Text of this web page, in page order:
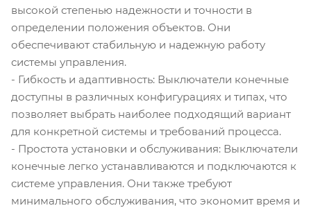
высокой степенью надежности и точности в
определении положения объектов. Они
обеспечивают стабильную и надежную работу
системы управления.
- Гибкость и адаптивность: Выключатели конечные
доступны в различных конфигурациях и типах, что
позволяет выбрать наиболее подходящий вариант
для конкретной системы и требований процесса.
- Простота установки и обслуживания: Выключатели
конечные легко устанавливаются и подключаются к
системе управления. Они также требуют
минимального обслуживания, что экономит время и